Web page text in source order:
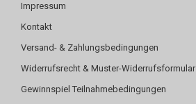
Impressum
Kontakt
Versand- & Zahlungsbedingungen
Widerrufsrecht & Muster-Widerrufsformular
Gewinnspiel Teilnahmebedingungen